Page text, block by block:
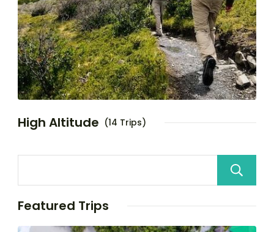
High Altitude (14 Trips)
Featured Trips